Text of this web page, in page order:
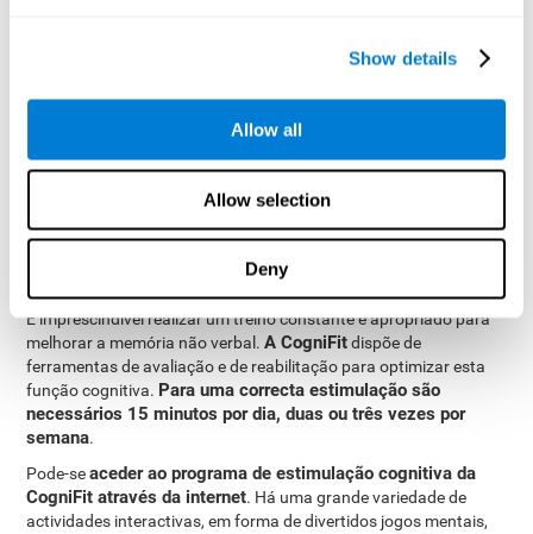
Show details
Allow all
Allow selection
Deny
especializados no estudo da plasticidade sináptica e em
necessidades de cada usuário. Este programa teve origem numa
precisa avaliação da memória não verbal e noutras funções
cognitivas fundamentais. Com base nos resultados da avaliação,
o programa de estimulação cognitiva daCogniFit
forma automática um treino cognitivo personalizado para
fortalecer a memória não verbal e outras funções cognitivas que
se considerem necessárias para a avaliação.
É imprescindível realizar um treino constante e apropriado para
melhorar a memória não verbal.A CogniFitdispõe de
ferramentas de avaliação e de reabilitação para optimizar esta
função cognitiva. Para uma correcta estimulação são
necessários 15 minutos por dia, duas ou três vezes por
semana.
Pode-seaceder ao programa de estimulação cognitiva da
CogniFit através da internet. Há uma grande variedade de
actividades interactivas, em forma de divertidos jogos mentais,